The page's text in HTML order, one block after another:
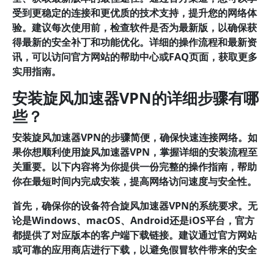
受到更稳定的连接和更优质的技术支持，提升您的网络体
验。建议每次使用前，检查软件是否为最新版，以确保获
得最新的安全补丁和功能优化。详细的操作流程和最新资
讯，可以访问官方网站的帮助中心或FAQ页面，获取更多
实用指南。
安装旋风加速器VPN的详细步骤有哪
些？
安装旋风加速器VPN的步骤简便，确保快速连接网络。 如
果你想顺利使用旋风加速器VPN，掌握详细的安装流程至
关重要。以下内容将为你提供一份完整的操作指南，帮助
你在最短时间内完成安装，提高网络访问速度与安全性。
首先，确保你的设备符合旋风加速器VPN的系统要求。无
论是Windows、macOS、Android还是iOS平台，官方
都提供了对应版本的客户端下载链接。建议通过官方网站
或可靠的应用商店进行下载，以避免假冒软件带来的安全